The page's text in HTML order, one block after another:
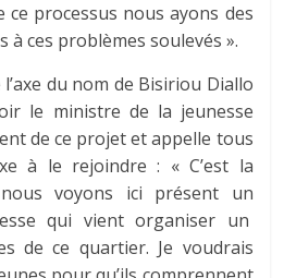
ce processus nous ayons des
ces problèmes soulevés ».
du nom de Bisiriou Diallo
le ministre de la jeunesse
de ce projet et appelle tous
à le rejoindre : « C’est la
voyons ici présent un
qui vient organiser un
de ce quartier. Je voudrais